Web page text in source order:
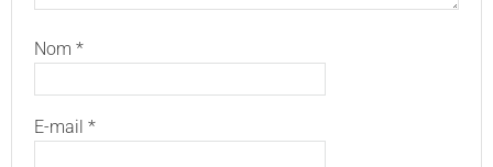
Nom *
E-mail *